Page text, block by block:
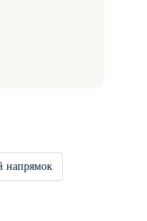
напрямок